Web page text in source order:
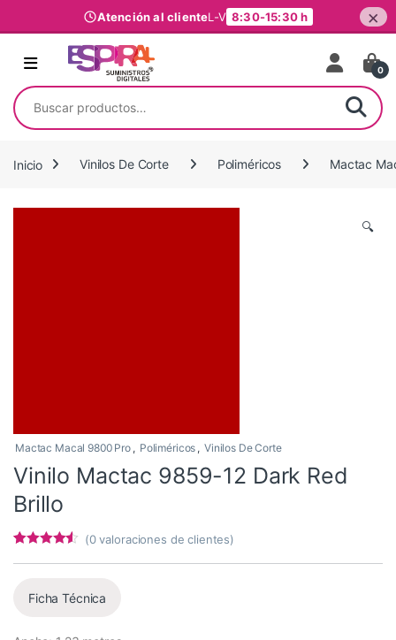
Atención al clienteL-V 8:30-15:30 h ×
Ir al contenido
0
Buscar por:
Inicio Vinilos De Corte Poliméricos Mactac
🔍
Mactac Macal 9800 Pro , Poliméricos , Vinilos De Corte
Vinilo Mactac 9859-12 Dark Red
Brillo
valoracione
(0valoraciones de clientes)
Ficha Técnica